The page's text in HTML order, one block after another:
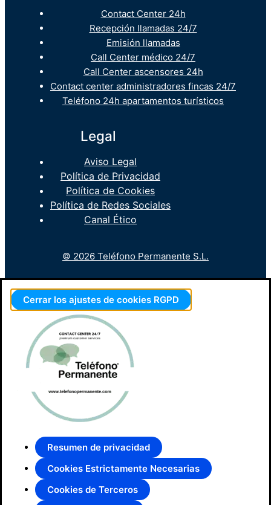
Contact Center 24h
Recepción llamadas 24/7
Emisión llamadas
Call Center médico 24/7
Call Center ascensores 24h
Contact center administradores fincas 24/7
Teléfono 24h apartamentos turísticos
Legal
Aviso Legal
Política de Privacidad
Política de Cookies
Política de Redes Sociales
Canal Ético
© 2026 Teléfono Permanente S.L.
Cerrar los ajustes de cookies RGPD
Resumen de privacidad
Cookies Estrictamente Necesarias
Cookies de Terceros